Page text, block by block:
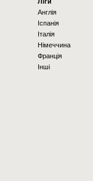
Англія
Іспанія
Італія
Німеччина
Франція
Інші